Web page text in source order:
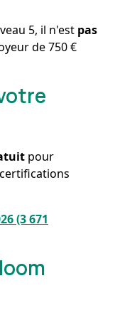
5, il n'est pas
de 750 €
pour
(3 671